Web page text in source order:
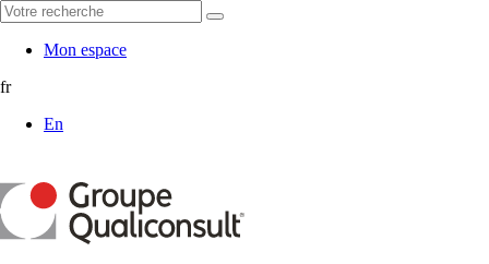
Mon espace
fr
En